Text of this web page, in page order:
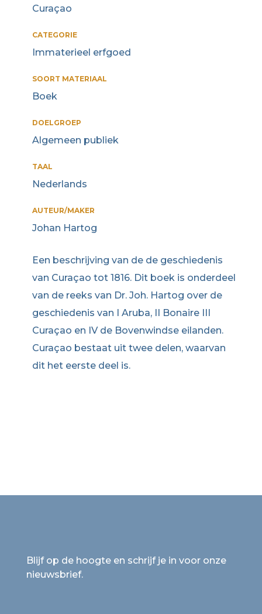
Curaçao
CATEGORIE
Immaterieel erfgoed
SOORT MATERIAAL
Boek
DOELGROEP
Algemeen publiek
TAAL
Nederlands
AUTEUR/MAKER
Johan Hartog
Een beschrijving van de de geschiedenis
van Curaçao tot 1816. Dit boek is onderdeel
van de reeks van Dr. Joh. Hartog over de
geschiedenis van I Aruba, II Bonaire III
Curaçao en IV de Bovenwindse eilanden.
Curaçao bestaat uit twee delen, waarvan
dit het eerste deel is.
Blijf op de hoogte en schrijf je in voor onze
nieuwsbrief.